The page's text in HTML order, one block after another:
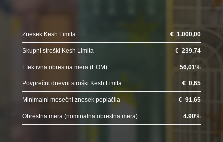
Znesek Kesh Limita €1.000,00
Skupni stroški Kesh Limita €239,74
Efektivna obrestna mera (EOM) 56,01%
Povprečni dnevni stroški Kesh Limita €0,65
Minimalni mesečni znesek poplačila €91,65
Obrestna mera (nominalna obrestna mera) 4.90%